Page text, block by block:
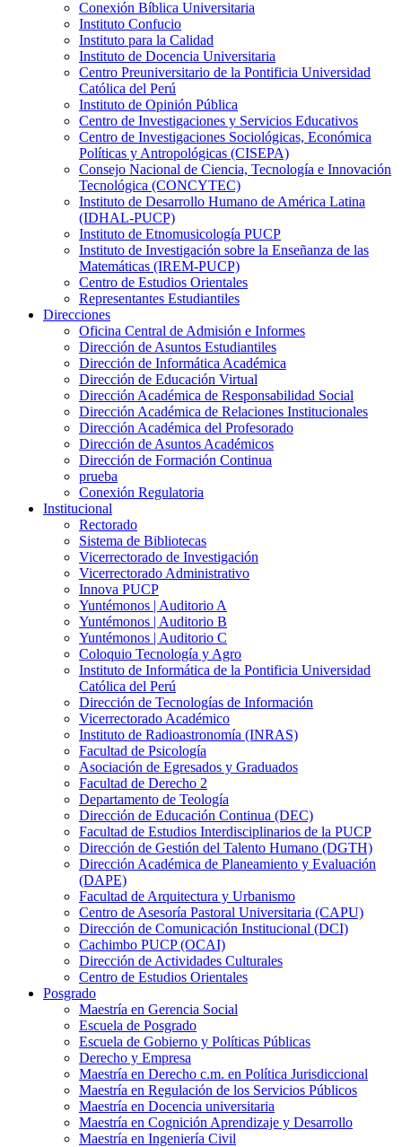
Conexión Bíblica Universitaria
Instituto Confucio
Instituto para la Calidad
Instituto de Docencia Universitaria
Centro Preuniversitario de la Pontificia Universidad
Católica del Perú
Instituto de Opinión Pública
Centro de Investigaciones y Servicios Educativos
Centro de Investigaciones Sociológicas, Económica
Políticas y Antropológicas (CISEPA)
Consejo Nacional de Ciencia, Tecnología e Innovación
Tecnológica (CONCYTEC)
Instituto de Desarrollo Humano de América Latina
(IDHAL-PUCP)
Instituto de Etnomusicología PUCP
Instituto de Investigación sobre la Enseñanza de las
Matemáticas (IREM-PUCP)
Centro de Estudios Orientales
Representantes Estudiantiles
Direcciones
Oficina Central de Admisión e Informes
Dirección de Asuntos Estudiantiles
Dirección de Informática Académica
Dirección de Educación Virtual
Dirección Académica de Responsabilidad Social
Dirección Académica de Relaciones Institucionales
Dirección Académica del Profesorado
Dirección de Asuntos Académicos
Dirección de Formación Continua
prueba
Conexión Regulatoria
Institucional
Rectorado
Sistema de Bibliotecas
Vicerrectorado de Investigación
Vicerrectorado Administrativo
Innova PUCP
Yuntémonos | Auditorio A
Yuntémonos | Auditorio B
Yuntémonos | Auditorio C
Coloquio Tecnología y Agro
Instituto de Informática de la Pontificia Universidad
Católica del Perú
Dirección de Tecnologías de Información
Vicerrectorado Académico
Instituto de Radioastronomía (INRAS)
Facultad de Psicología
Asociación de Egresados y Graduados
Facultad de Derecho 2
Departamento de Teología
Dirección de Educación Continua (DEC)
Facultad de Estudios Interdisciplinarios de la PUCP
Dirección de Gestión del Talento Humano (DGTH)
Dirección Académica de Planeamiento y Evaluación
(DAPE)
Facultad de Arquitectura y Urbanismo
Centro de Asesoría Pastoral Universitaria (CAPU)
Dirección de Comunicación Institucional (DCI)
Cachimbo PUCP (OCAI)
Dirección de Actividades Culturales
Centro de Estudios Orientales
Posgrado
Maestría en Gerencia Social
Escuela de Posgrado
Escuela de Gobierno y Políticas Públicas
Derecho y Empresa
Maestría en Derecho c.m. en Política Jurisdiccional
Maestría en Regulación de los Servicios Públicos
Maestría en Docencia universitaria
Maestría en Cognición Aprendizaje y Desarrollo
Maestría en Ingeniería Civil